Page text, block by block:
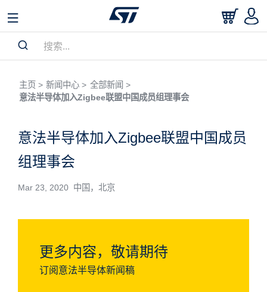
主页 > 新闻中心 > 全部新闻 >
意法半导体加入Zigbee联盟中国成员组理事会
意法半导体加入Zigbee联盟中国成员
组理事会
Mar 23, 2020 中国，北京
更多内容，敬请期待
订阅意法半导体新闻稿